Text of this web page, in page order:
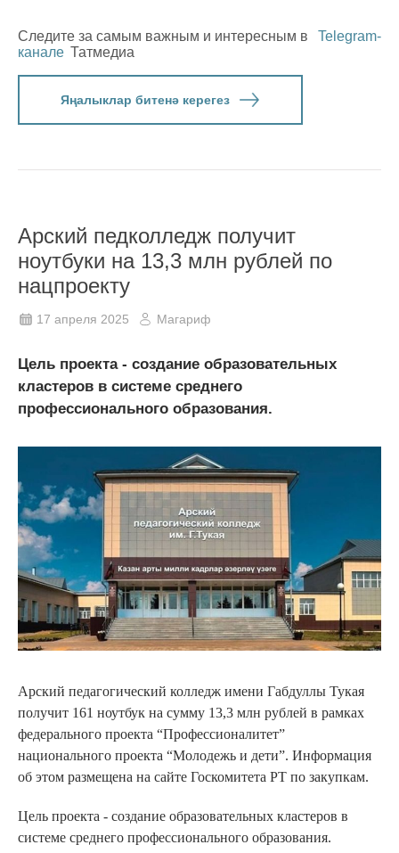
Следите за самым важным и интересным в
Telegram-
канале Татмедиа
Яңалыклар битенә керегез
Арский педколледж получит
ноутбуки на 13,3 млн рублей по
нацпроекту
17 апреля 2025 Магариф
Цель проекта - создание образовательных
кластеров в системе среднего
профессионального образования.
Арский педагогический колледж имени Габдуллы Тукая
получит 161 ноутбук на сумму 13,3 млн рублей в рамках
федерального проекта “Профессионалитет”
национального проекта “Молодежь и дети”. Информация
об этом размещена на сайте Госкомитета РТ по закупкам.
Цель проекта - создание образовательных кластеров в
системе среднего профессионального образования.